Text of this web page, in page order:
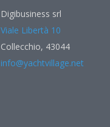
Digibusiness srl
Viale Libertà 10
Collecchio, 43044
info@yachtvillage.net